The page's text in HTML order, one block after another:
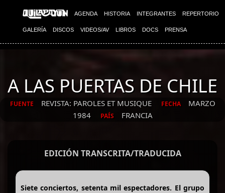
AGENDA HISTORIA INTEGRANTES REPERTORIO
GALERÍA DISCOS VIDEOS/AV LIBROS DOCS PRENSA
A LAS PUERTAS DE CHILE
FUENTE REVISTA: PAROLES ET MUSIQUE FECHA
MARZO
1984
PAÍS FRANCIA
EDICIÓN TRANSCRITA/TRADUCIDA
Siete conciertos, setenta mil espectadores. El grupo